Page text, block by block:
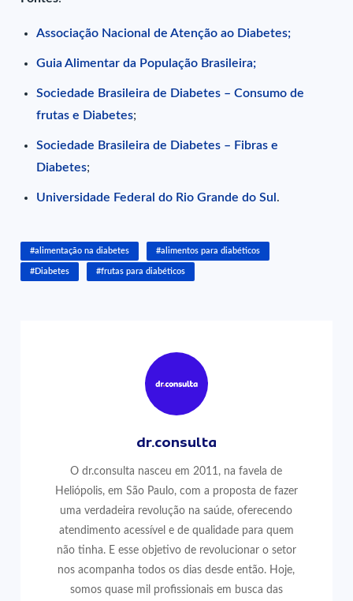
Associação Nacional de Atenção ao Diabetes;
Guia Alimentar da População Brasileira;
Sociedade Brasileira de Diabetes – Consumo de
frutas e Diabetes;
Sociedade Brasileira de Diabetes – Fibras e
Diabetes;
Universidade Federal do Rio Grande do Sul .
#alimentação na diabetes #alimentos para diabéticos
#Diabetes #frutas para diabéticos
dr.consulta
O dr.consulta nasceu em 2011, na favela de
Heliópolis, em São Paulo, com a proposta de fazer
uma verdadeira revolução na saúde, oferecendo
atendimento acessível e de qualidade para quem
não tinha. E esse objetivo de revolucionar o setor
nos acompanha todos os dias desde então. Hoje,
somos quase mil profissionais em busca das